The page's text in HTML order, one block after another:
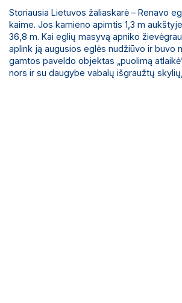
Storiausia Lietuvos žaliaskarė – Renavo
kaime. Jos kamieno apimtis 1,3 m
36,8 m. Kai eglių masyvą apniko
aplink ją augusios eglės nudžiūvo ir buvo
gamtos paveldo objektas „puolimą
nors ir su daugybe vabalų išgraužtų